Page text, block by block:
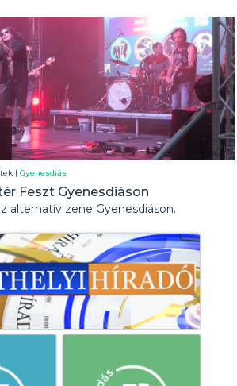
|Gyenesdiás
Feszt Gyenesdiáson
alternatív zene Gyenesdiáson.